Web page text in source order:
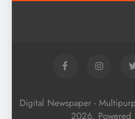
Digital Newspaper -
2026. Powered